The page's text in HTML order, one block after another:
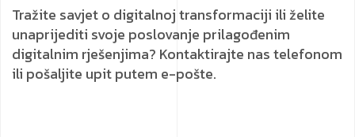
Tražite savjet o digitalnoj transformaciji ili želite
unaprijediti svoje poslovanje prilagođenim
digitalnim rješenjima? Kontaktirajte nas telefonom
ili pošaljite upit putem e-pošte.